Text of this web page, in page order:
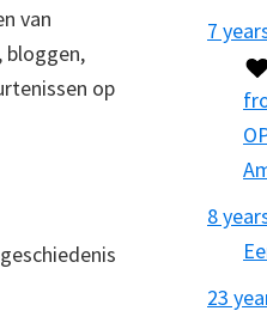
van
bloggen,
op
7
8
23